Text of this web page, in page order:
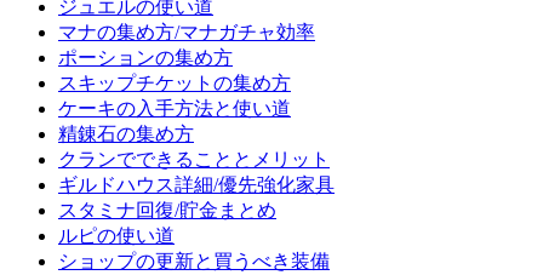
ジュエルの使い道
マナの集め方/マナガチャ効率
ポーションの集め方
スキップチケットの集め方
ケーキの入手方法と使い道
精錬石の集め方
クランでできることとメリット
ギルドハウス詳細/優先強化家具
スタミナ回復/貯金まとめ
ルピの使い道
ショップの更新と買うべき装備